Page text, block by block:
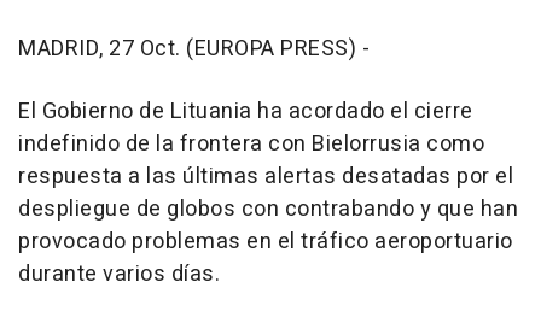
MADRID, 27 Oct. (EUROPA PRESS) -
El Gobierno de Lituania ha acordado el cierre
indefinido de la frontera con Bielorrusia como
respuesta a las últimas alertas desatadas por el
despliegue de globos con contrabando y que han
provocado problemas en el tráfico aeroportuario
durante varios días.